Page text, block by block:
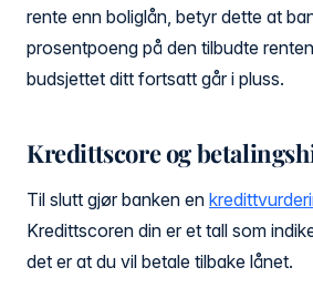
rente enn boliglån, betyr dette at
prosentpoeng på den tilbudte
budsjettet ditt fortsatt går i pluss.
Kredittscore og
Til slutt gjør banken en
Kredittscoren din er et tall som
det er at du vil betale tilbake lånet.